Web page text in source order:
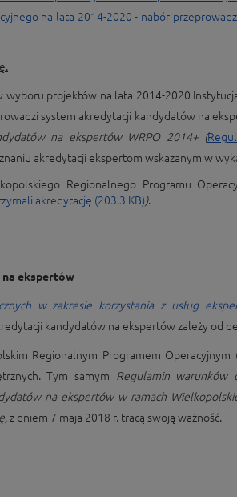
na lata 2014-2020 - nabór
wyboru projektów na lata 2014-2020
system akredytacji kandydatów na
na ekspertów WRPO 2014+ (
akredytacji ekspertom wskazanym w
Regionalnego Programu
akredytację (203.3 KB)).
ekspertów
w zakresie korzystania z usług
kandydatów na ekspertów zależy od
Regionalnym Programem Operacyjnym
Tym samym Regulamin warunków
na ekspertów w ramach
z dniem 7 maja 2018 r. tracą swoją ważność.